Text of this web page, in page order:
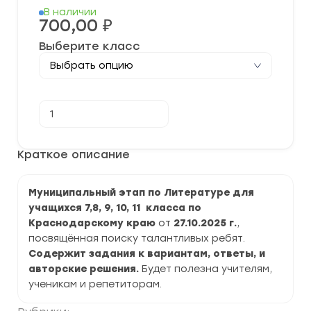
Краткое описание
Муниципальный этап по Литературе для
учащихся 7,8, 9, 10, 11 класса по
Краснодарскому краю от 27.10.2025 г.,
посвящённая поиску талантливых ребят.
Содержит задания к вариантам, ответы, и
авторские решения. Будет полезна учителям,
ученикам и репетиторам.
В наличии
700,00 ₽
Выберите класс
товара
этап
ВСОШ
2025-
2026
г.
по
Краснодарскому
краю
ответы
и
задания